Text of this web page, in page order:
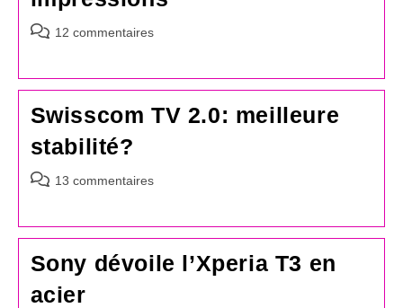
Commentaires
publication :
12 commentaires
Swisscom TV 2.0: meilleure
stabilité?
Commentaires
publication :
13 commentaires
Sony dévoile l’Xperia T3 en
acier